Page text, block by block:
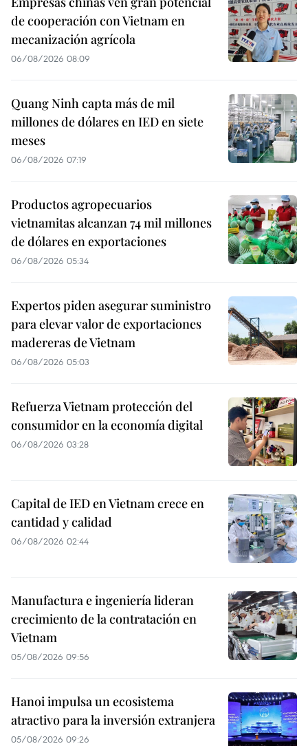
de cooperación con Vietnam en
mecanización agrícola
06/08/2026 08:09
Quang Ninh capta más de mil
millones de dólares en IED en siete
meses
06/08/2026 07:19
Productos agropecuarios
vietnamitas alcanzan 74 mil millones
de dólares en exportaciones
06/08/2026 05:34
Expertos piden asegurar suministro
para elevar valor de exportaciones
madereras de Vietnam
06/08/2026 05:03
Refuerza Vietnam protección del
consumidor en la economía digital
06/08/2026 03:28
Capital de IED en Vietnam crece en
cantidad y calidad
06/08/2026 02:44
Manufactura e ingeniería lideran
crecimiento de la contratación en
Vietnam
05/08/2026 09:56
Hanoi impulsa un ecosistema
atractivo para la inversión extranjera
05/08/2026 09:26